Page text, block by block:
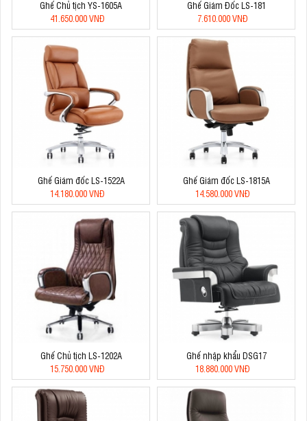
Ghế Chủ tịch YS-1605A
41.650.000 VNĐ
Ghế Giám Đốc LS-181
7.610.000 VNĐ
Ghế Giám đốc LS-1522A
14.180.000 VNĐ
Ghế Giám đốc LS-1815A
14.580.000 VNĐ
Ghế Chủ tịch LS-1202A
15.750.000 VNĐ
Ghế nhập khẩu DSG17
18.880.000 VNĐ